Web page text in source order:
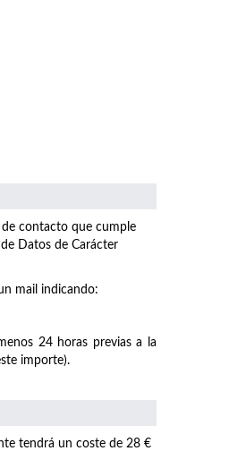
de contacto que cumple
Datos de Carácter
mail indicando:
24 horas previas a la
importe).
tendrá un coste de 28 €